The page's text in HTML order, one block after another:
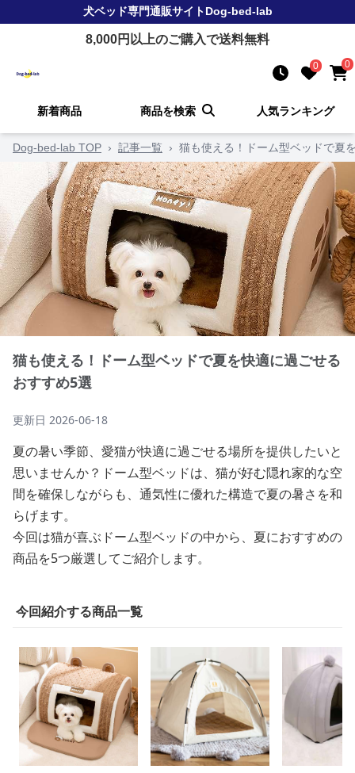
犬ベッド専門通販サイトDog-bed-lab
8,000円以上のご購入で送料無料
0 0
新着商品 商品を検索 人気ランキング
Dog-bed-lab TOP › 記事一覧 › 猫も使える！ドーム型ベッドで夏
猫も使える！ドーム型ベッドで夏を快適に過ごせる
おすすめ5選
更新日 2026-06-18
夏の暑い季節、愛猫が快適に過ごせる場所を提供したいと
思いませんか？ドーム型ベッドは、猫が好む隠れ家的な空
間を確保しながらも、通気性に優れた構造で夏の暑さを和
らげます。
今回は猫が喜ぶドーム型ベッドの中から、夏におすすめの
商品を5つ厳選してご紹介します。
今回紹介する商品一覧